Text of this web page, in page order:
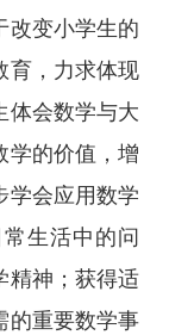
改变小学生的
育，力求体现
体会数学与大
学的价值，增
学会应用数学
生活中的问
精神；获得适
的重要数学事